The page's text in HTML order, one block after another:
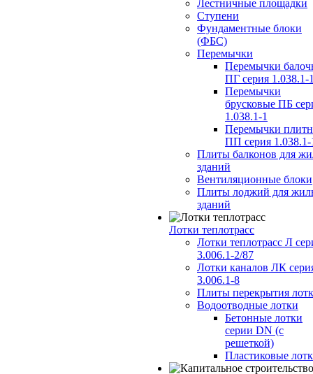
Лестничные площадки
Ступени
Фундаментные блоки
(ФБС)
Перемычки
Перемычки
ПГ серия 1.038.1-
Перемычки
брусковые ПБ
1.038.1-1
Перемычки
ПП серия 1.038.1-
Плиты балконов для
зданий
Вентиляционные блоки
Плиты лоджий для
зданий
Лотки теплотрасс
Лотки теплотрасс Л
3.006.1-2/87
Лотки каналов ЛК
3.006.1-8
Плиты перекрытия
Водоотводные лотки
Бетонные лотки
серии DN (с
решеткой)
Пластиковые